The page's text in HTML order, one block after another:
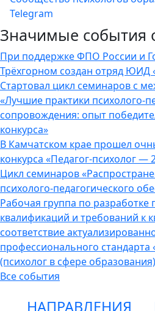
Telegram
Значимые события
При поддержке ФПО России и
Трёхгорном создан отряд ЮИД
Стартовал цикл семинаров с
«Лучшие практики психолого-
сопровождения: опыт
конкурса»
В Камчатском крае прошел
конкурса «Педагог-психолог —
Цикл семинаров
психолого-педагогического
Рабочая группа по
квалификаций и требований к
соответствие
профессионального стандарта
(психолог в сфере
Все события
НАПРАВЛЕНИЯ